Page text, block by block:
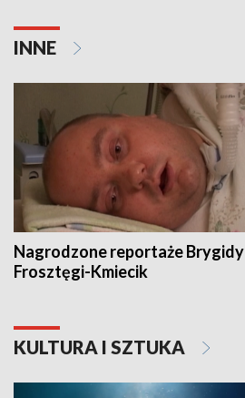
INNE
Nagrodzone reportaże Brygidy
Frosztęgi-Kmiecik
KULTURA I SZTUKA